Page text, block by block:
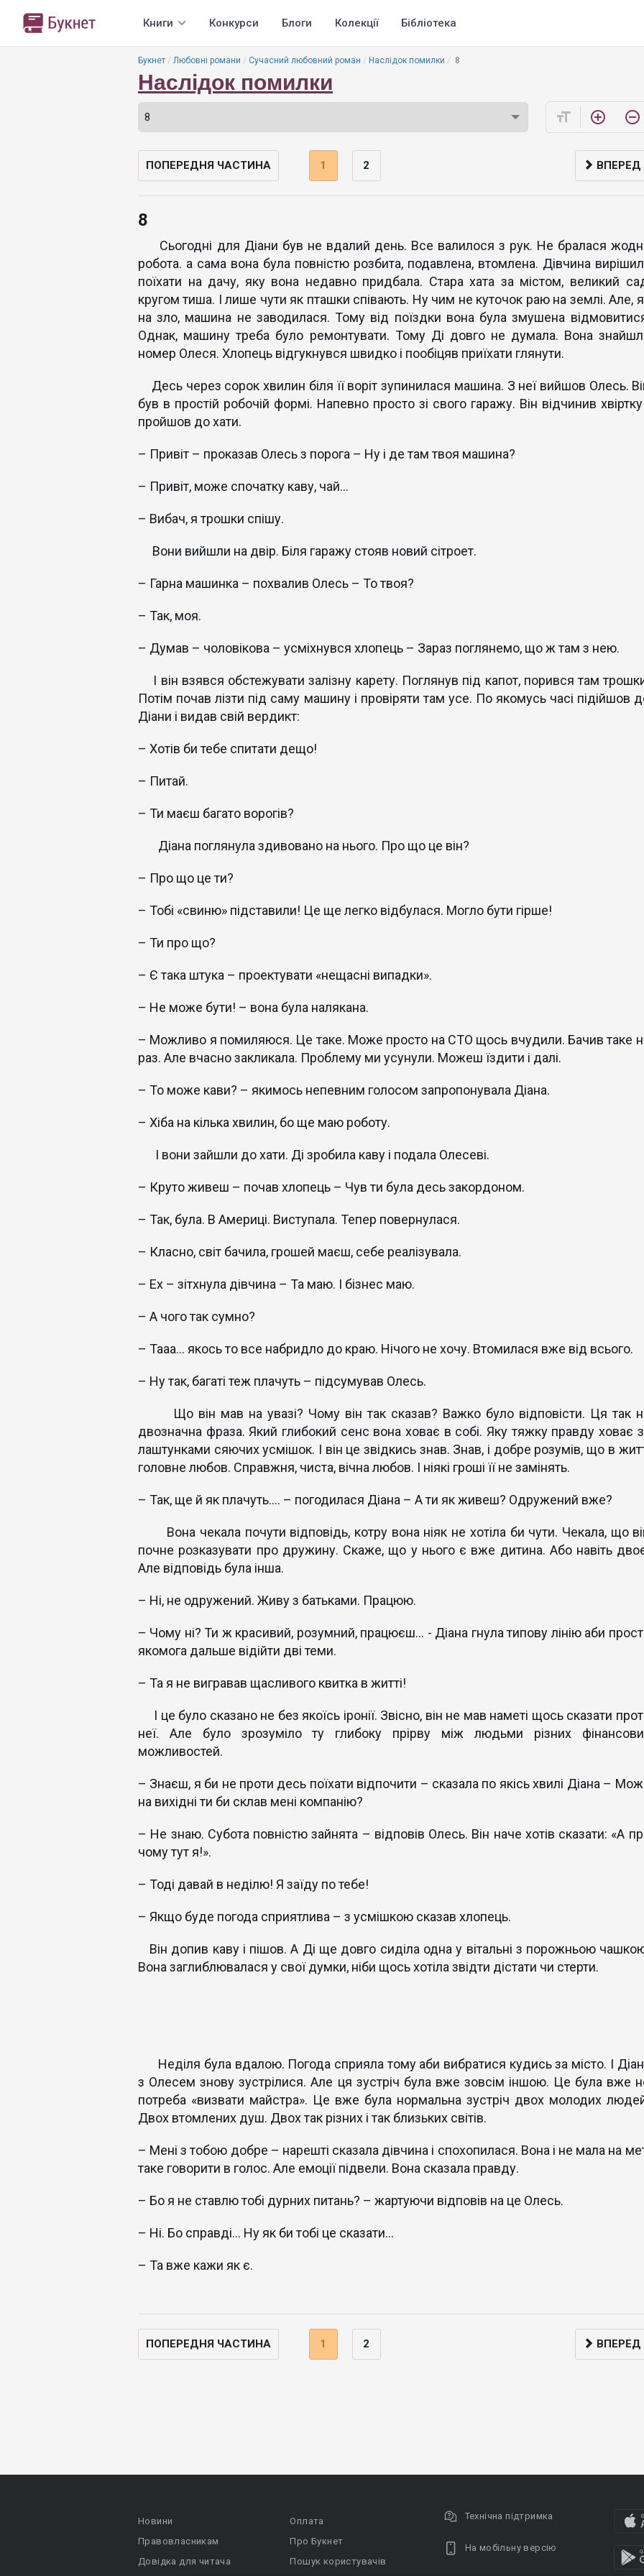
Книги Конкурси Блоги Колекції Бібліотека
Букнет Любовні романи Сучасний любовний роман Наслідок помилки 8
Наслідок помилки
format_size add_circle_outline remove_circle_outline
ПОПЕРЕДНЯ ЧАСТИНА 1 2 ВПЕРЕД
8
Сьогодні для Діани був не вдалий день. Все валилося з рук. Не бралася
робота. а сама вона була повністю розбита, подавлена, втомлена. Дівчина
поїхати на дачу, яку вона недавно придбала. Стара хата за містом, великий
кругом тиша. І лише чути як пташки співають. Ну чим не куточок раю на землі. Але,
на зло, машина не заводилася. Тому від поїздки вона була змушена
Однак, машину треба було ремонтувати. Тому Ді довго не думала. Вона
номер Олеся. Хлопець відгукнувся швидко і пообіцяв приїхати глянути.
Десь через сорок хвилин біля її воріт зупинилася машина. З неї вийшов Олесь.
був в простій робочій формі. Напевно просто зі свого гаражу. Він відчинив хвіртку
пройшов до хати.
– Привіт – проказав Олесь з порога – Ну і де там твоя машина?
– Привіт, може спочатку каву, чай…
– Вибач, я трошки спішу.
Вони вийшли на двір. Біля гаражу стояв новий сітроет.
– Гарна машинка – похвалив Олесь – То твоя?
– Так, моя.
– Думав – чоловікова – усміхнувся хлопець – Зараз поглянемо, що ж там з нею.
І він взявся обстежувати залізну карету. Поглянув під капот, порився там
Потім почав лізти під саму машину і провіряти там усе. По якомусь часі підійшов
Діани і видав свій вердикт:
– Хотів би тебе спитати дещо!
– Питай.
– Ти маєш багато ворогів?
Діана поглянула здивовано на нього. Про що це він?
– Про що це ти?
– Тобі «свиню» підставили! Це ще легко відбулася. Могло бути гірше!
– Ти про що?
– Є така штука – проектувати «нещасні випадки».
– Не може бути! – вона була налякана.
– Можливо я помиляюся. Це таке. Може просто на СТО щось вчудили. Бачив таке
раз. Але вчасно закликала. Проблему ми усунули. Можеш їздити і далі.
– То може кави? – якимось непевним голосом запропонувала Діана.
– Хіба на кілька хвилин, бо ще маю роботу.
І вони зайшли до хати. Ді зробила каву і подала Олесеві.
– Круто живеш – почав хлопець – Чув ти була десь закордоном.
– Так, була. В Америці. Виступала. Тепер повернулася.
– Класно, світ бачила, грошей маєш, себе реалізувала.
– Ех – зітхнула дівчина – Та маю. І бізнес маю.
– А чого так сумно?
– Тааа… якось то все набридло до краю. Нічого не хочу. Втомилася вже від всього.
– Ну так, багаті теж плачуть – підсумував Олесь.
Що він мав на увазі? Чому він так сказав? Важко було відповісти. Ця так
двозначна фраза. Який глибокий сенс вона ховає в собі. Яку тяжку правду ховає
лаштунками сяючих усмішок. І він це звідкись знав. Знав, і добре розумів, що в
головне любов. Справжня, чиста, вічна любов. І ніякі гроші її не замінять.
– Так, ще й як плачуть…. – погодилася Діана – А ти як живеш? Одружений вже?
Вона чекала почути відповідь, котру вона ніяк не хотіла би чути. Чекала, що
почне розказувати про дружину. Скаже, що у нього є вже дитина. Або навіть
Але відповідь була інша.
– Ні, не одружений. Живу з батьками. Працюю.
– Чому ні? Ти ж красивий, розумний, працюєш… - Діана гнула типову лінію аби
якомога дальше відійти дві теми.
– Та я не вигравав щасливого квитка в житті!
І це було сказано не без якоїсь іронії. Звісно, він не мав наметі щось сказати
неї. Але було зрозуміло ту глибоку прірву між людьми різних
можливостей.
– Знаєш, я би не проти десь поїхати відпочити – сказала по якісь хвилі Діана –
на вихідні ти би склав мені компанію?
– Не знаю. Субота повністю зайнята – відповів Олесь. Він наче хотів сказати: «А
чому тут я!».
– Тоді давай в неділю! Я заїду по тебе!
– Якщо буде погода сприятлива – з усмішкою сказав хлопець.
Він допив каву і пішов. А Ді ще довго сиділа одна у вітальні з порожньою
Вона заглиблювалася у свої думки, ніби щось хотіла звідти дістати чи стерти.
Неділя була вдалою. Погода сприяла тому аби вибратися кудись за місто. І
з Олесем знову зустрілися. Але ця зустріч була вже зовсім іншою. Це була вже
потреба «визвати майстра». Це вже була нормальна зустріч двох молодих
Двох втомлених душ. Двох так різних і так близьких світів.
– Мені з тобою добре – нарешті сказала дівчина і спохопилася. Вона і не мала на
таке говорити в голос. Але емоції підвели. Вона сказала правду.
– Бо я не ставлю тобі дурних питань? – жартуючи відповів на це Олесь.
– Ні. Бо справді… Ну як би тобі це сказати…
– Та вже кажи як є.
ПОПЕРЕДНЯ ЧАСТИНА 1 2 ВПЕРЕД
Новини
Правовласникам
Довідка для читача
Оплата
Про Букнет
Пошук користувачів
Технічна підтримка
На мобільну версію